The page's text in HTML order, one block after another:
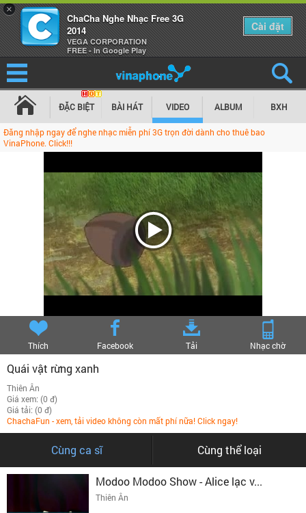
×
ChaCha Nghe Nhạc Free 3G
2014
VEGA CORPORATION
FREE - In Google Play
Cài đặt
ĐẶC BIỆT BÀI HÁT VIDEO ALBUM BXH
Đăng nhập ngay để nghe nhạc miễn phí 3G trọn đời dành cho thuê bao
VinaPhone. Click!!!
Thích Facebook Tải Nhạc chờ
Quái vật rừng xanh
Thiên Ân
Giá xem: (0 đ)
Giá tải: (0 đ)
ChachaFun - xem, tải video không còn mất phí nữa! Click ngay!
Cùng ca sĩ Cùng thể loại
Modoo Modoo Show - Alice lạc v...
Thiên Ân